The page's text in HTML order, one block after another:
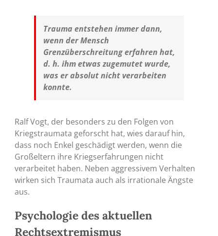
Trauma entstehen immer dann,
wenn der Mensch
Grenzüberschreitung erfahren hat,
d. h. ihm etwas zugemutet wurde,
was er absolut nicht verarbeiten
konnte.
Ralf Vogt, der besonders zu den Folgen von
Kriegstraumata geforscht hat, wies darauf hin,
dass noch Enkel geschädigt werden, wenn die
Großeltern ihre Kriegserfahrungen nicht
verarbeitet haben. Neben aggressivem Verhalten
wirken sich Traumata auch als irrationale Ängste
aus.
Psychologie des aktuellen
Rechtsextremismus